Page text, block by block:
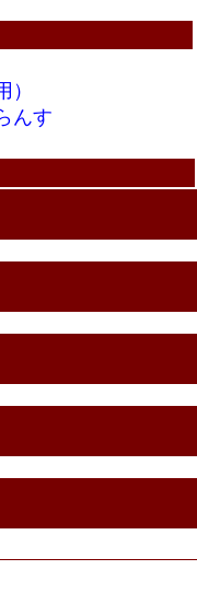
んす